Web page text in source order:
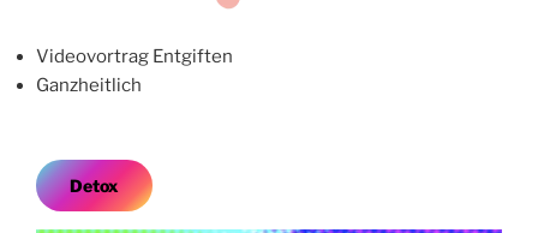
Videovortrag Entgiften
Ganzheitlich
Detox